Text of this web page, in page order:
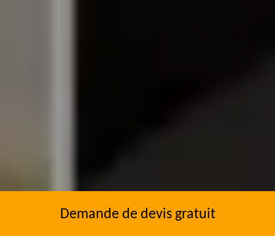
Demande de devis gratuit